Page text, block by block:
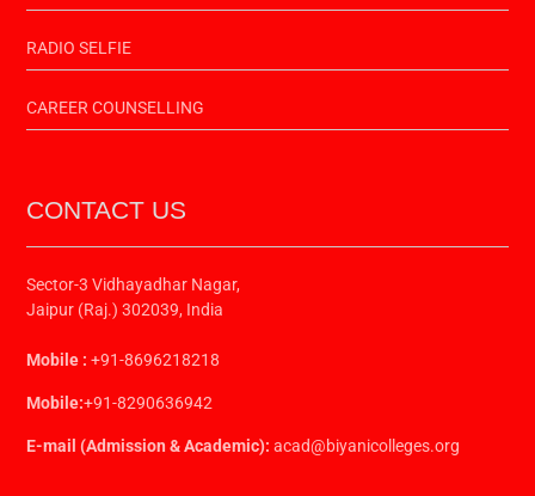
RADIO SELFIE
CAREER COUNSELLING
CONTACT US
Sector-3 Vidhayadhar Nagar,
Jaipur (Raj.) 302039, India
Mobile : +91-8696218218
Mobile:+91-8290636942
E-mail (Admission & Academic): acad@biyanicolleges.org